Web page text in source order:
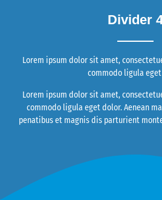
Divider
Lorem ipsum dolor sit amet,
commodo ligula
Lorem ipsum dolor sit amet,
commodo ligula eget dolor. Aenean
penatibus et magnis dis parturient